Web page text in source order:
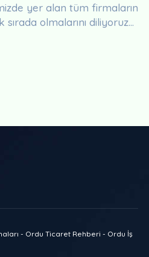
yer alan tüm firmaların
olmalarını diliyoruz...
- Ordu Ticaret Rehberi - Ordu İş